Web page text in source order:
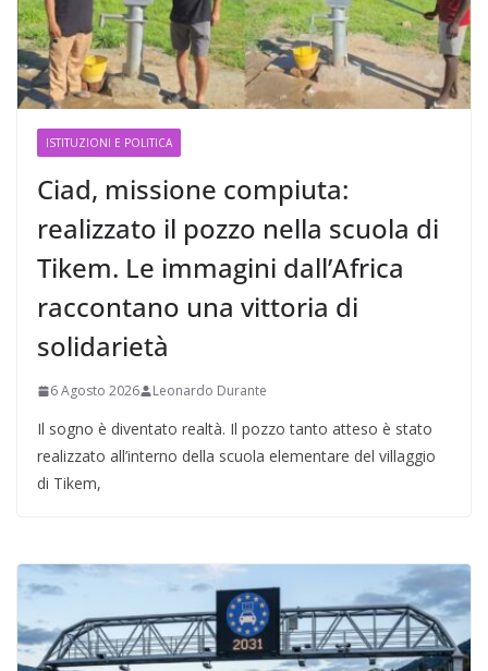
ISTITUZIONI E POLITICA
Ciad, missione compiuta:
realizzato il pozzo nella scuola di
Tikem. Le immagini dall’Africa
raccontano una vittoria di
solidarietà
6 Agosto 2026 Leonardo Durante
Il sogno è diventato realtà. Il pozzo tanto atteso è stato
realizzato all’interno della scuola elementare del villaggio
di Tikem,